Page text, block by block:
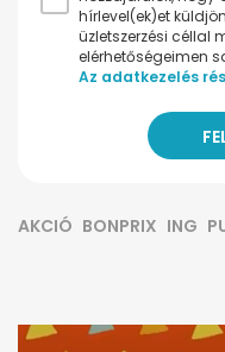
hírlevel(ek)et
üzletszerzési céllal
elérhetőségeimen
Az adatkezelés
AKCIÓ BONPRIX ING